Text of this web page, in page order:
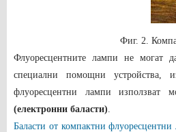
Фиг. 2.
Флуоресцентните лампи не могат
специални помощни устройства,
флуоресцентни лампи използват
(електронни баласти).
Баласти от компактни флуоресцентни